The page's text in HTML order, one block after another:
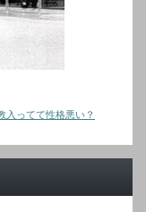
入ってて性格悪い？